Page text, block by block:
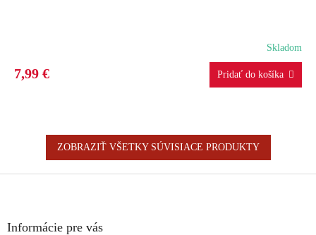
Skladom
7,99 €
ZOBRAZIŤ VŠETKY SÚVISIACE PRODUKTY
Informácie pre vás